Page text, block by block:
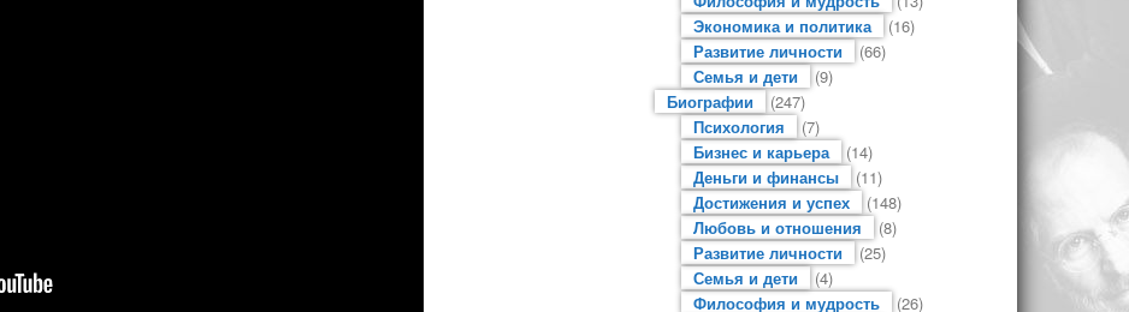
Экономика и политика
(16)
Развитие личности
(66)
Семья и дети
(9)
Биографии
(247)
Психология
(7)
Бизнес и карьера
(14)
Деньги и финансы
(11)
Достижения и успех
(148)
Любовь и отношения
(8)
Развитие личности
(25)
Семья и дети
(4)
Философия и мудрость
(26)